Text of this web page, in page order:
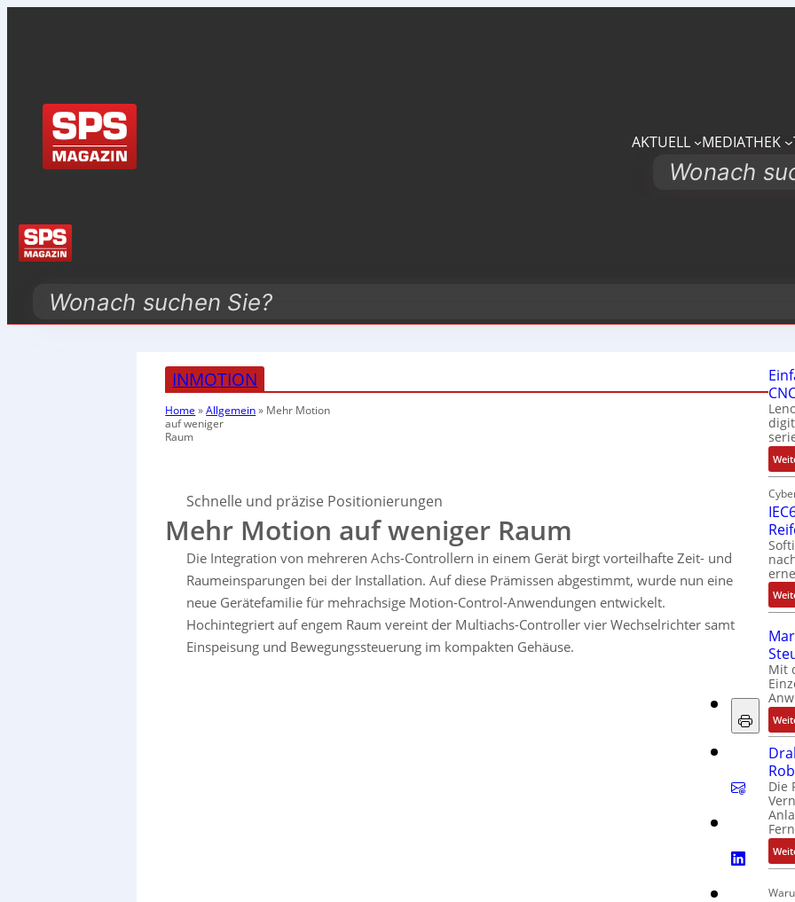
AKTUELL MEDIATHEK
Search
Search
INMOTION
Home »Allgemein» Mehr Motion
auf weniger
Raum
Schnelle und präzise Positionierungen
Mehr Motion auf weniger Raum
Die Integration von mehreren Achs-Controllern in einem Gerät birgt vorteilhafte Zeit- und
Raumeinsparungen bei der Installation. Auf diese Prämissen abgestimmt, wurde nun eine
neue Gerätefamilie für mehrachsige Motion-Control-Anwendungen entwickelt.
Hochintegriert auf engem Raum vereint der Multiachs-Controller vier Wechselrichter samt
Einspeisung und Bewegungssteuerung im kompakten Gehäuse.
Mit
Die